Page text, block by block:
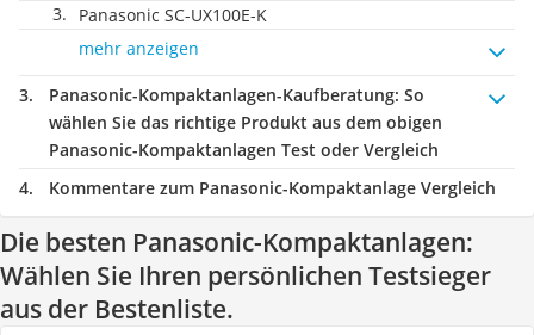
Panasonic SC-UX100E-K
mehr anzeigen
Panasonic-Kompaktanlagen-Kaufberatung: So
wählen Sie das richtige Produkt aus dem obigen
Panasonic-Kompaktanlagen Test oder Vergleich
Kommentare zum Panasonic-Kompaktanlage Vergleich
Die besten Panasonic-Kompaktanlagen:
Wählen Sie Ihren persönlichen Testsieger
aus der Bestenliste.